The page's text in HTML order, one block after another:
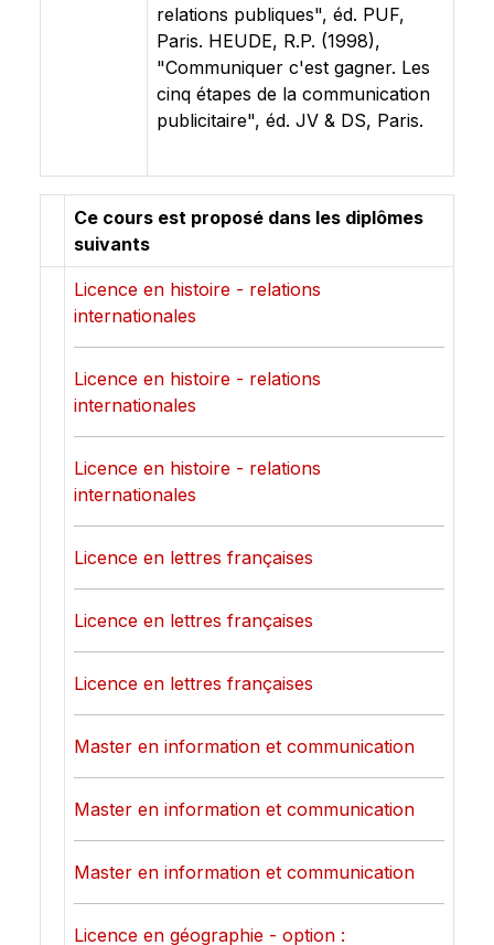
relations publiques", éd. PUF,
Paris. HEUDE, R.P. (1998),
"Communiquer c'est gagner. Les
cinq étapes de la communication
publicitaire", éd. JV & DS, Paris.
Ce cours est proposé dans les diplômes
suivants
Licence en histoire - relations
internationales
Licence en histoire - relations
internationales
Licence en histoire - relations
internationales
Licence en lettres françaises
Licence en lettres françaises
Licence en lettres françaises
Master en information et communication
Master en information et communication
Master en information et communication
Licence en géographie - option :